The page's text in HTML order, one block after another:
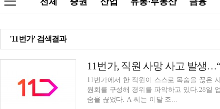
'11번가' 검색결과
11번가, 직원 사망 사고 발생
11번가에서 한 직원이 스스로 목숨을 끊은
원회를 구성해 경위를 파악하고 있다.28일
숨을 끊었다. A 씨는 이달 조...